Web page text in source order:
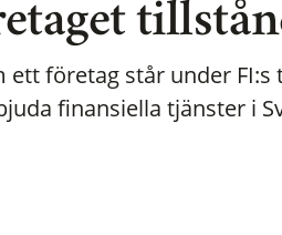
ett företag står under FI:s
finansiella tjänster i